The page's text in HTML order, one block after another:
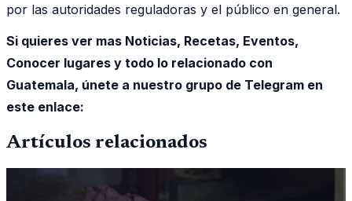
por las autoridades reguladoras y el público en general.
Si quieres ver mas Noticias, Recetas, Eventos,
Conocer lugares y todo lo relacionado con
Guatemala, únete a nuestro grupo de Telegram en
este enlace:
Artículos relacionados